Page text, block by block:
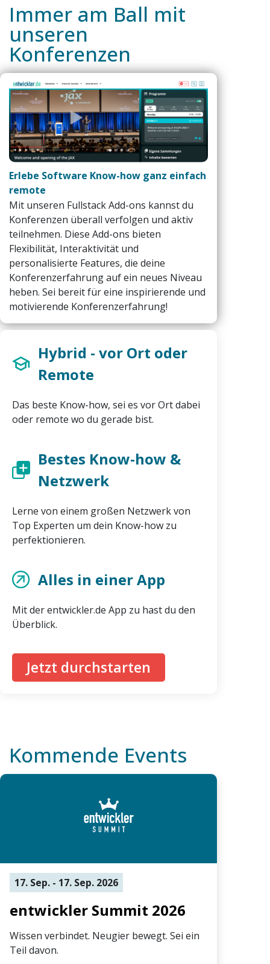
Immer am Ball mit
unseren
Konferenzen
Erlebe Software Know-how ganz einfach
remote
Mit unseren Fullstack Add-ons kannst du
Konferenzen überall verfolgen und aktiv
teilnehmen. Diese Add-ons bieten
Flexibilität, Interaktivität und
personalisierte Features, die deine
Konferenzerfahrung auf ein neues Niveau
heben. Sei bereit für eine inspirierende und
motivierende Konferenzerfahrung!
Hybrid - vor Ort oder
Remote
Das beste Know-how, sei es vor Ort dabei
oder remote wo du gerade bist.
Bestes Know-how &
Netzwerk
Lerne von einem großen Netzwerk von
Top Experten um dein Know-how zu
perfektionieren.
Alles in einer App
Mit der entwickler.de App zu hast du den
Überblick.
Jetzt durchstarten
Kommende Events
17. Sep. - 17. Sep. 2026
entwickler Summit 2026
Wissen verbindet. Neugier bewegt. Sei ein
Teil davon.